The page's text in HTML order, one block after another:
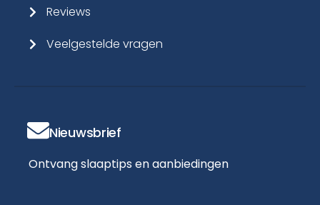
Reviews
Veelgestelde vragen
Nieuwsbrief
Ontvang slaaptips en aanbiedingen